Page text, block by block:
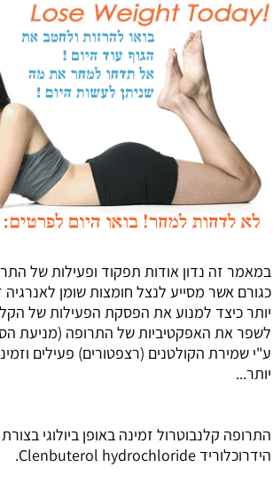
במאמר זה נדון אודות תפקוד ופעילות של
כגורם אשר מסייע לנצל חומצות שומן לאנרגיה
יותר כיצד למנוע את הפסקת הפעילות של
לשפר את האפקטיביות של התרופה (מניעת
ע"י שמירת הקולטנים (רצפטורים) פעילים
יותר...
התרופה קלנבוטרול זמינה באופן ביולוגי
הידרוכלוריד Clenbuterol hydrochloride.